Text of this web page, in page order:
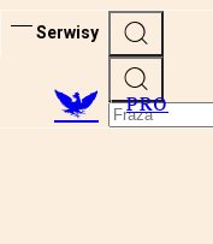
Serwisy
PRO